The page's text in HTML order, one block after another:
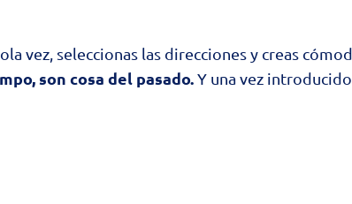
vez, seleccionas las direcciones y creas
son cosa del pasado.Y una vez